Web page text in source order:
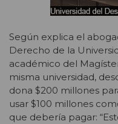
Según explica el
Derecho de la
académico del
misma universidad,
dona $200 millones
usar $100 millones
que debería pagar: